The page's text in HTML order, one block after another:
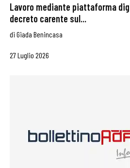
Lavoro mediante piattaforma
decreto carente sul...
di Giada Benincasa
27 Luglio 2026